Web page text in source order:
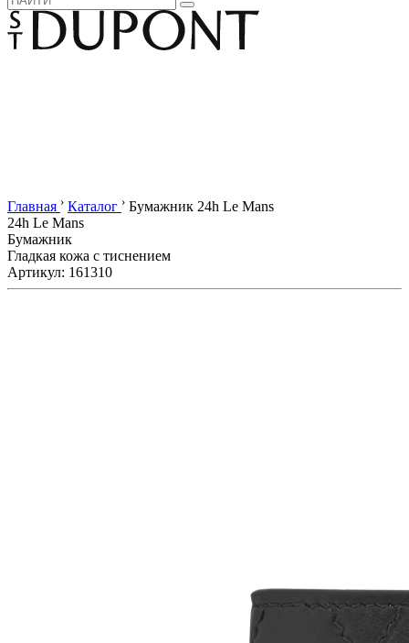
Главная › Каталог › Бумажник 24h Le Mans
24h Le Mans
Бумажник
Гладкая кожа с тиснением
Артикул: 161310